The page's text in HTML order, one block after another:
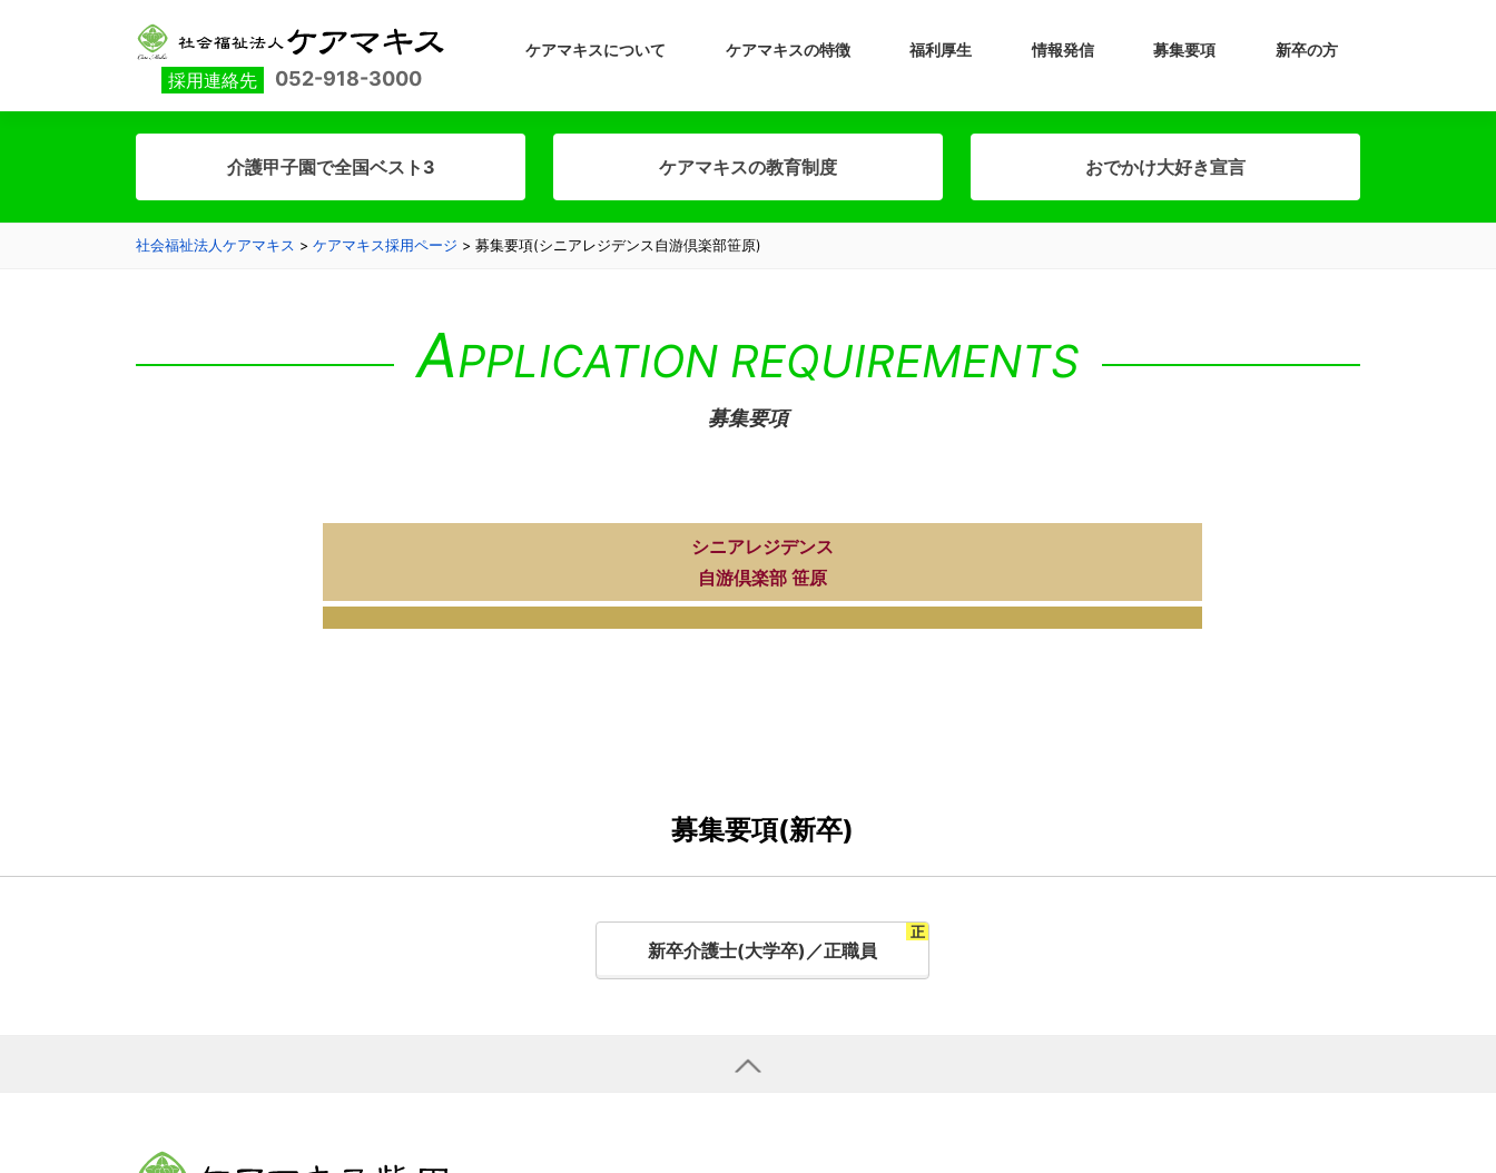
採用連絡先 052-918-3000
ケアマキスについて
ABOUT
ケアマキスの特徴 福利厚生 情報発信
TRANSMISSION
募集要項 新卒の方
NEW GRADUATE
介護甲子園で全国ベスト3 ケアマキスの教育制度 おでかけ大好き宣言
社会福祉法人ケアマキス > ケアマキス採用ページ > 募集要項(シニアレジデンス自游倶楽部笹原)
APPLICATION REQUIREMENTS
募集要項
シニアレジデンス
自游倶楽部 笹原
募集要項(新卒)
新卒介護士(大学卒)／正職員